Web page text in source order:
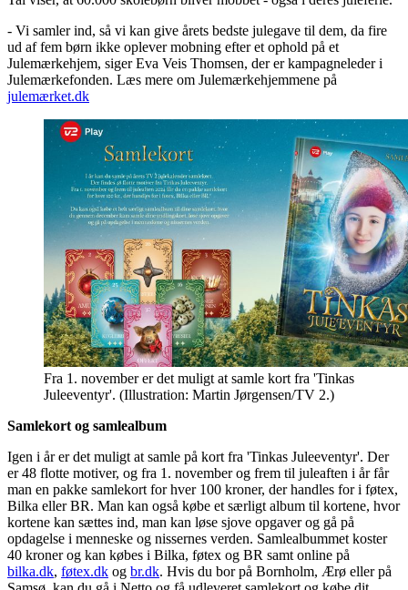
- Vi samler ind, så vi kan give årets bedste julegave til dem, da fire
ud af fem børn ikke oplever mobning efter et ophold på et
Julemærkehjem, siger Eva Veis Thomsen, der er kampagneleder i
Julemærkefonden. Læs mere om Julemærkehjemmene på
julemærket.dk
Fra 1. november er det muligt at samle kort fra 'Tinkas
Juleeventyr'. (Illustration: Martin Jørgensen/TV 2.)
Samlekort og samlealbum
Igen i år er det muligt at samle på kort fra 'Tinkas Juleeventyr'. Der
er 48 flotte motiver, og fra 1. november og frem til juleaften i år får
man en pakke samlekort for hver 100 kroner, der handles for i føtex,
Bilka eller BR. Man kan også købe et særligt album til kortene, hvor
kortene kan sættes ind, man kan løse sjove opgaver og gå på
opdagelse i menneske og nissernes verden. Samlealbummet koster
40 kroner og kan købes i Bilka, føtex og BR samt online på
bilka.dk, føtex.dk og br.dk. Hvis du bor på Bornholm, Ærø eller på